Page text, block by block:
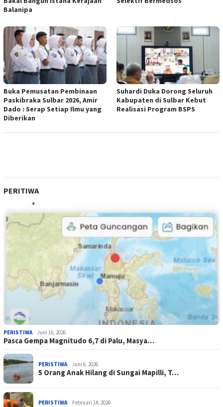
Balanipa
Buka Pemusatan Pembinaan
Paskibraka Sulbar 2026, Amir
Dado : Serap Setiap Ilmu yang
Diberikan
Suhardi Duka Dorong Seluruh
Kabupaten di Sulbar Kebut
Realisasi Program BSPS
PERITIWA
PERISTIWA Juni 16, 2026
Pasca Gempa Magnitudo 6,7 di Palu, Masya…
PERISTIWA Juni 6, 2026
5 Orang Anak Hilang di Sungai Mapilli, T…
PERISTIWA Februari 14, 2026